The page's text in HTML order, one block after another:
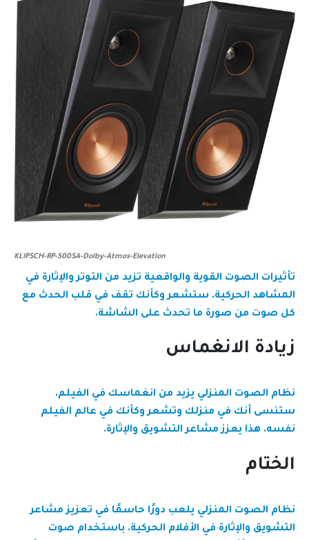
KLIPSCH-RP-500SA-Dolby-Atmos-Elevation
تأثيرات الصوت القوية والواقعية تزيد من التوتر والإثارة في
المشاهد الحركية. ستشعر وكأنك تقف في قلب الحدث مع
كل صوت من صورة ما تحدث على الشاشة.
زيادة الانغماس
نظام الصوت المنزلي يزيد من انغماسك في الفيلم.
ستنسى أنك في منزلك وتشعر وكأنك في عالم الفيلم
نفسه. هذا يعزز مشاعر التشويق والإثارة.
الختام
نظام الصوت المنزلي يلعب دورًا حاسمًا في تعزيز مشاعر
التشويق والإثارة في الأفلام الحركية. باستخدام صوت